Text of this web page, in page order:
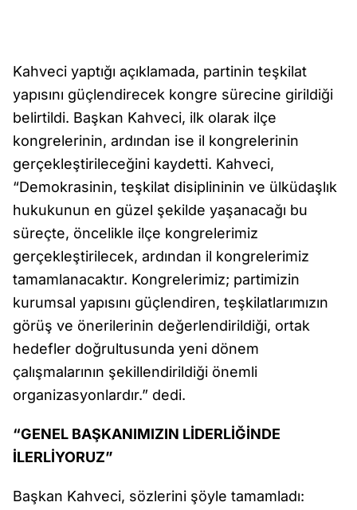
Kahveci yaptığı açıklamada, partinin teşkilat
yapısını güçlendirecek kongre sürecine girildiği
belirtildi. Başkan Kahveci, ilk olarak ilçe
kongrelerinin, ardından ise il kongrelerinin
gerçekleştirileceğini kaydetti. Kahveci,
“Demokrasinin, teşkilat disiplininin ve ülküdaşlık
hukukunun en güzel şekilde yaşanacağı bu
süreçte, öncelikle ilçe kongrelerimiz
gerçekleştirilecek, ardından il kongrelerimiz
tamamlanacaktır. Kongrelerimiz; partimizin
kurumsal yapısını güçlendiren, teşkilatlarımızın
görüş ve önerilerinin değerlendirildiği, ortak
hedefler doğrultusunda yeni dönem
çalışmalarının şekillendirildiği önemli
organizasyonlardır.” dedi.
“GENEL BAŞKANIMIZIN LİDERLİĞİNDE
İLERLİYORUZ”
Başkan Kahveci, sözlerini şöyle tamamladı: